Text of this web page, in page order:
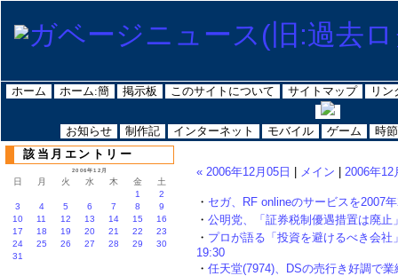
ホーム ホーム:簡 掲示板 このサイトについて サイトマップ リン
お知らせ 制作記 インターネット モバイル ゲーム 時節
« 2006年12月05日 メイン 2006年12
・ セガ、RF onlineのサービスを2007
・ 公明党、「証券税制優遇措置は廃
・ プロが語る「投資を避けるべき会
19:30
・ 任天堂(7974)、DSの売行き好調で
該当月エントリー
2006年12月
日 月 火 水 木 金
土
1
2
3
4 5 6 7 8
9
10
11 12 13 14 15
16
17
18 19 20 21 22
23
24
25 26 27 28 29
30
31